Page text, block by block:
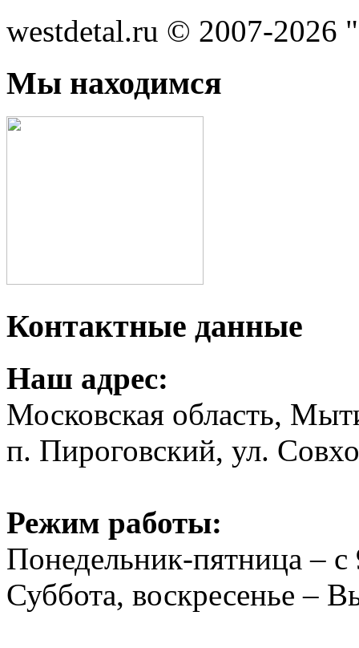
westdetal.ru © 2007-2026
Мы находимся
Контактные данные
Наш адрес:
Московская область,
п. Пироговский, ул.
Режим работы:
Понедельник-пятница –
Суббота, воскресенье –